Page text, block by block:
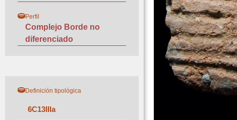
Perfil
Complejo Borde no
diferenciado
Definición tipológica
6C13IIIa